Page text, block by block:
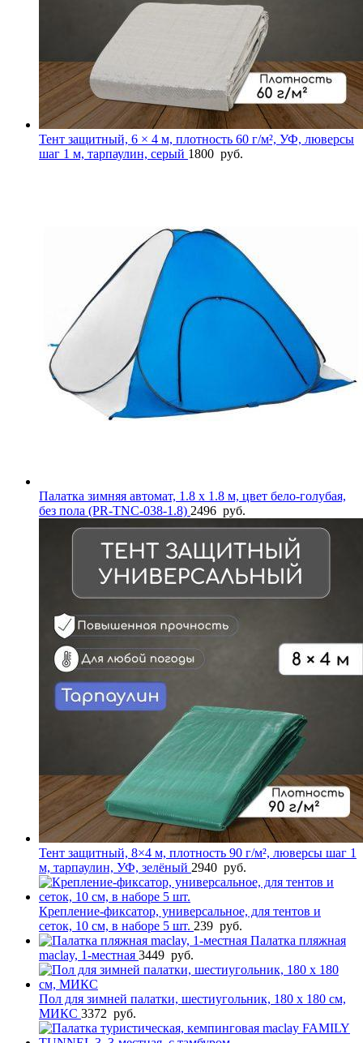
Тент защитный, 6 × 4 м, плотность 60 г/м², УФ, люверсы
шаг 1 м, тарпаулин, серый 1800 руб.
Палатка зимняя автомат, 1.8 х 1.8 м, цвет бело-голубая,
без пола (PR-TNC-038-1.8) 2496 руб.
Тент защитный, 8×4 м, плотность 90 г/м², люверсы шаг 1
м, тарпаулин, УФ, зелёный 2940 руб.
Крепление-фиксатор, универсальное, для тентов и
сеток, 10 см, в наборе 5 шт. 239 руб.
Палатка пляжная
maclay, 1-местная 3449 руб.
Пол для зимней палатки, шестиугольник, 180 х 180 см,
МИКС 3372 руб.